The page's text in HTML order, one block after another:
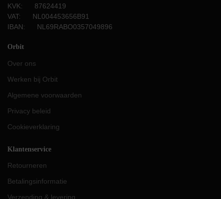
KVK: 87624419
VAT: NL004453656B91
IBAN: NL69RABO0357049896
Orbit
Over ons
Werken bij Orbit
Algemene voorwaarden
Privacy beleid
Cookieverklaring
Klantenservice
Retourneren
Betalingsinformatie
Verzending & levering